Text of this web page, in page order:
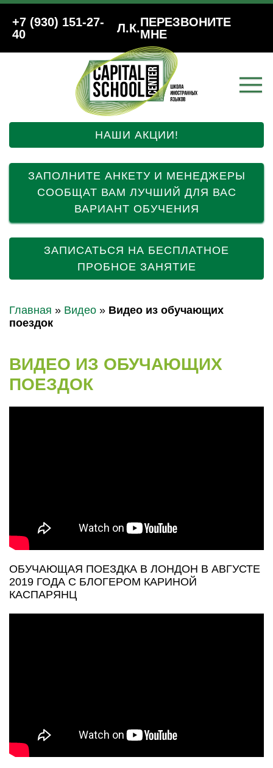
+7 (930) 151-27-
40
Л.К.ПЕРЕЗВОНИТЕ
МНЕ
НАШИ АКЦИИ!
ЗАПОЛНИТЕ АНКЕТУ И МЕНЕДЖЕРЫ
СООБЩАТ ВАМ ЛУЧШИЙ ДЛЯ ВАС
ВАРИАНТ ОБУЧЕНИЯ
ЗАПИСАТЬСЯ НА БЕСПЛАТНОЕ
ПРОБНОЕ ЗАНЯТИЕ
Главная » Видео » Видео из обучающих
поездок
ВИДЕО ИЗ ОБУЧАЮЩИХ
ПОЕЗДОК
ОБУЧАЮЩАЯ ПОЕЗДКА В ЛОНДОН В АВГУСТЕ
2019 ГОДА С БЛОГЕРОМ КАРИНОЙ
КАСПАРЯНЦ